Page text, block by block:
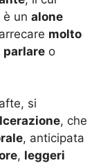
è un alone
molto
parlare o
si
, che
, anticipata
, leggeri